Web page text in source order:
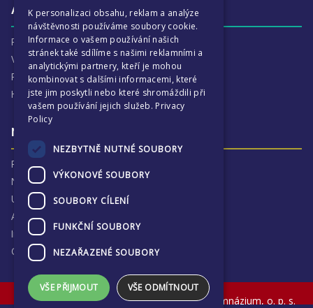
Aktivity
Proč je ECP tak zajímavé
Výchovná péče
Program :more
Harmonogram školního
Naše výsledky a příběhy
Proč jsme hrdí na ECP
Naše výsledky
Univerzitní destinace
Absolventi
Inspekční zprávy
Ochrana osobních údajů
© The English College in Prague - Anglické gymnázium, o. p. s.
K personalizaci obsahu, reklam a analýze
návštěvnosti používáme soubory cookie.
Informace o vašem používání našich
stránek také sdílíme s našimi reklamními a
analytickými partnery, kteří je mohou
kombinovat s dalšími informacemi, které
jste jim poskytli nebo které shromáždili při
vašem používání jejich služeb. Privacy
Policy
NEZBYTNĚ NUTNÉ SOUBORY
VÝKONOVÉ SOUBORY
SOUBORY CÍLENÍ
FUNKČNÍ SOUBORY
NEZAŘAZENÉ SOUBORY
VŠE PŘIJMOUT VŠE ODMÍTNOUT